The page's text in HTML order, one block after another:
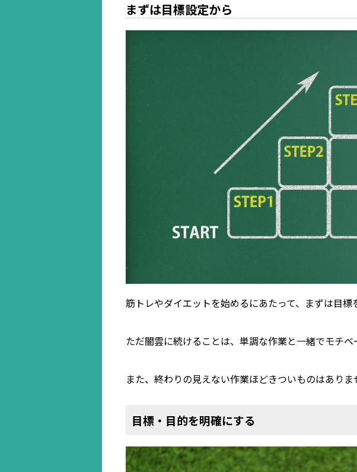
まずは目標設定から
筋トレやダイエットを始めるにあたって、まずは目標
ただ闇雲に続けることは、単調な作業と一緒でモチ
また、終わりの見えない作業ほどきついものはありま
目標・目的を明確にする